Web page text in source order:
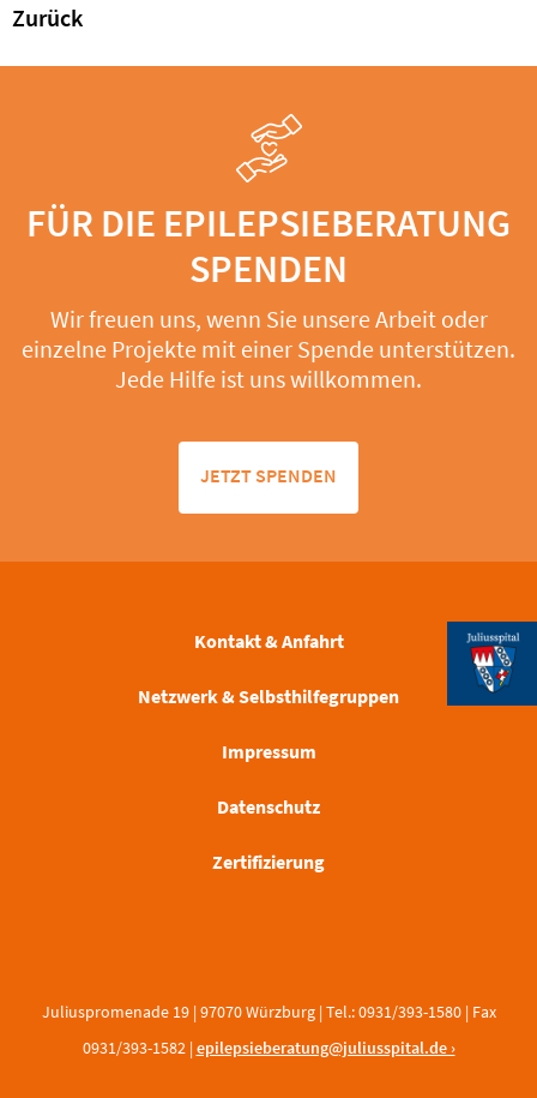
Zurück
FÜR DIE EPILEPSIEBERATUNG
SPENDEN
Wir freuen uns, wenn Sie unsere Arbeit oder
einzelne Projekte mit einer Spende unterstützen.
Jede Hilfe ist uns willkommen.
JETZT SPENDEN
Kontakt & Anfahrt
Netzwerk & Selbsthilfegruppen
Impressum
Datenschutz
Zertifizierung
Juliuspromenade 19 | 97070 Würzburg | Tel.: 0931/393-1580 | Fax
0931/393-1582 | epilepsieberatung@juliusspital.de ›